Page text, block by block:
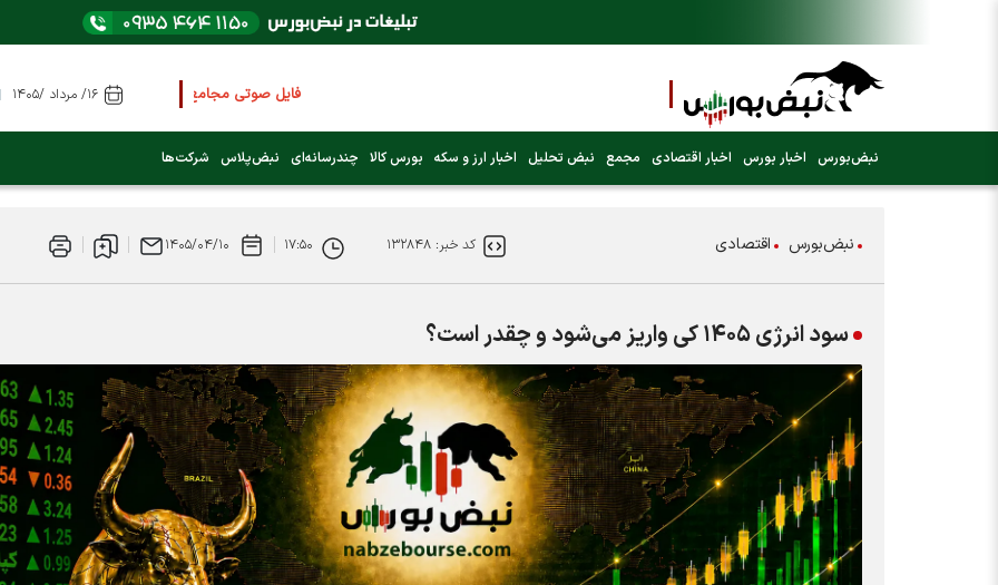
فایل صوتی مجامع و کنفرانس ها را از اینجا گوش کنید
عرضه اولیه بعدی کدام نماد است؟ (کلیک کنید) نبض‌بورس اخبار بورس اخبار اقتصادی مجمع نبض تحلیل اخبار ارز و سکه بورس کالا چندرسانه‌ای نبض‌پلاس شرکت‌ها
نبض‌بورس اقتصادی کد خبر: ۱۳۲۸۴۸ ۱۷:۵۰ ۱۴۰۵/۰۴/۱۰
سود انرژی ۱۴۰۵ کی واریز می‌شود و چقدر است؟